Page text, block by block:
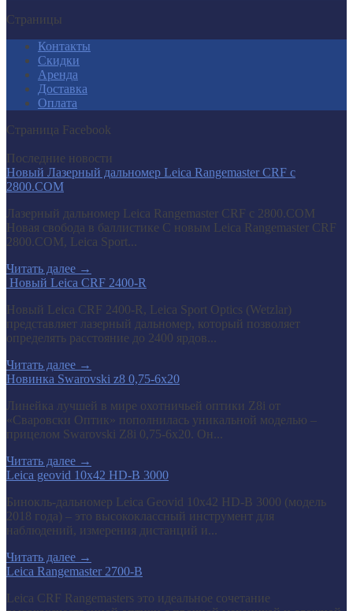
Страницы
Контакты
Скидки
Аренда
Доставка
Оплата
Страница Facebook
Последние новости
Новый Лазерный дальномер Leica Rangemaster CRF с
2800.COM
Лазерный дальномер Leica Rangemaster CRF с 2800.COM
Новая свобода в баллистике С новым Leica Rangemaster CRF
2800.COM, Leica Sport...
Читать далее →
​ Новый Leica CRF 2400-R
Новый Leica CRF 2400-R, Leica Sport Optics (Wetzlar)
представляет лазерный дальномер, который позволяет
определять расстояние до 2400 ярдов...
Читать далее →
Новинка Swarovski z8 0,75-6x20
Линейка лучшей в мире охотничьей оптики Z8i от
«Сваровски Оптик» пополнилась уникальной моделью –
прицелом Swarovski Z8i 0,75-6x20. Он...
Читать далее →
Leica geovid 10x42 HD-B 3000
Бинокль-дальномер Leica Geovid 10x42 HD-В 3000 (модель
2018 года) – это высококлассный инструмент для
наблюдений, измерения дистанций и...
Читать далее →
Leica Rangemaster 2700-B
Leica CRF Rangemasters это идеальное сочетание